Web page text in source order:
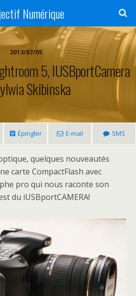
Numérique
2013/07/05
5, IUSBportCamera
Skibinska
Épingler E-mail SMS
quelques nouveautés
carte CompactFlash avec
pro qui nous raconte son
du iUSBportCAMERA!